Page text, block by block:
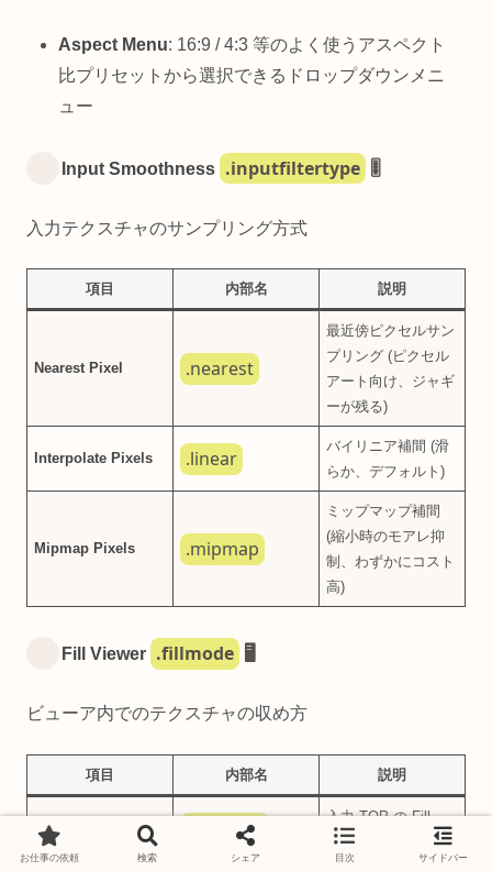
Aspect Menu: 16:9 / 4:3 等のよく使うアスペクト
比プリセットから選択できるドロップダウンメニ
ュー
Input Smoothness .inputfiltertype 🎚️
入力テクスチャのサンプリング方式
項目 内部名 説明
Nearest Pixel .nearest
最近傍ピクセルサン
プリング (ピクセル
アート向け、ジャギ
ーが残る)
Interpolate Pixels .linear
バイリニア補間 (滑
らか、デフォルト)
Mipmap Pixels .mipmap
ミップマップ補間
(縮小時のモアレ抑
制、わずかにコスト
高)
Fill Viewer .fillmode 🖥️
ビューア内でのテクスチャの収め方
項目 内部名 説明
Use Input .useinput
入力 TOP の Fill
Viewer 設定を継承
お仕事の依頼 検索 シェア 目次 サイドバー